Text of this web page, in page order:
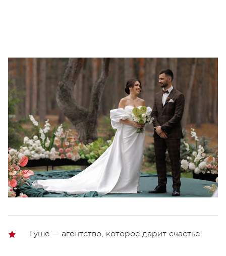
Туше — агентство, которое дарит счастье